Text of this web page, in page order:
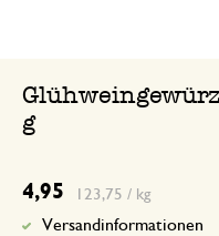
g
4,95 123,75 / kg
Versandinformationen